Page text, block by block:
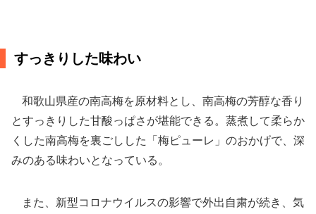
すっきりした味わい
和歌山県産の南高梅を原材料とし、南高梅の芳醇な香り
とすっきりした甘酸っぱさが堪能できる。蒸煮して柔らか
くした南高梅を裏ごしした「梅ピューレ」のおかげで、深
みのある味わいとなっている。
また、新型コロナウイルスの影響で外出自粛が続き、気